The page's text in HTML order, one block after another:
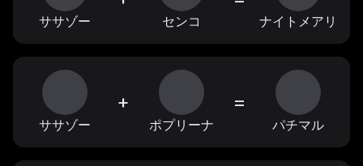
ササゾー センコ ナイトメアリ
ササゾー
+
ポプリーナ
=
パチマル